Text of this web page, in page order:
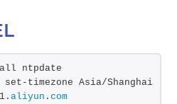
ntpdate
timezone Asia/Shanghai
aliyun .com